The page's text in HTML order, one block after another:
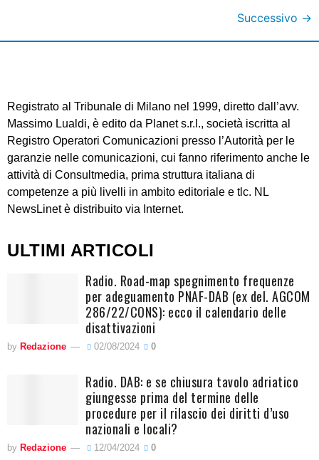
Successivo →
Registrato al Tribunale di Milano nel 1999, diretto dall’avv.
Massimo Lualdi, è edito da Planet s.r.l., società iscritta al
Registro Operatori Comunicazioni presso l’Autorità per le
garanzie nelle comunicazioni, cui fanno riferimento anche le
attività di Consultmedia, prima struttura italiana di
competenze a più livelli in ambito editoriale e tlc. NL
NewsLinet è distribuito via Internet.
ULTIMI ARTICOLI
Radio. Road-map spegnimento frequenze
per adeguamento PNAF-DAB (ex del. AGCOM
286/22/CONS): ecco il calendario delle
disattivazioni
by Redazione 02/08/2024 0
Radio. DAB: e se chiusura tavolo adriatico
giungesse prima del termine delle
procedure per il rilascio dei diritti d’uso
nazionali e locali?
by Redazione 12/04/2024 0